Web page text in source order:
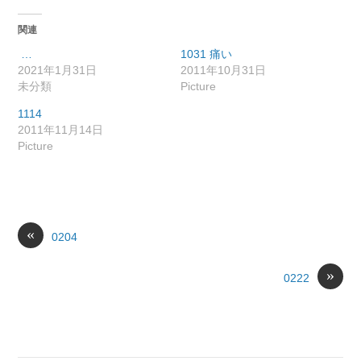
関連
…
2021年1月31日
未分類
1031 痛い
2011年10月31日
Picture
1114
2011年11月14日
Picture
« 0204
»
0222